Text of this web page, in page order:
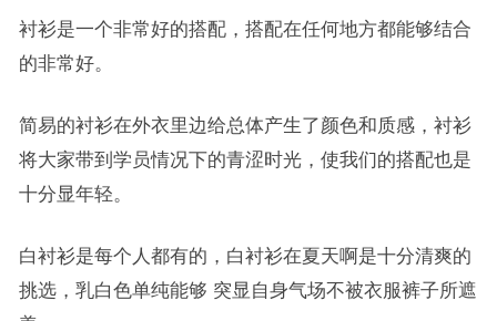
衬衫是一个非常好的搭配，搭配在任何地方都能够结合
的非常好。
简易的衬衫在外衣里边给总体产生了颜色和质感，衬衫
将大家带到学员情况下的青涩时光，使我们的搭配也是
十分显年轻。
白衬衫是每个人都有的，白衬衫在夏天啊是十分清爽的
挑选，乳白色单纯能够 突显自身气场不被衣服裤子所遮